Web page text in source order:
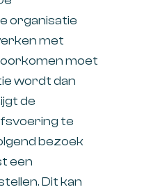
organisatie
met
moet
wordt dan
de
te
bezoek
een
Dit kan